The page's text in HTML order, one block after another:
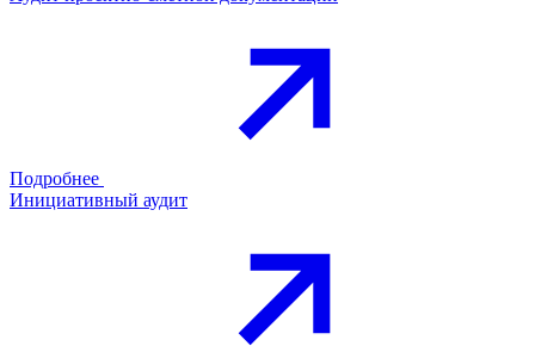
Подробнее
Инициативный аудит